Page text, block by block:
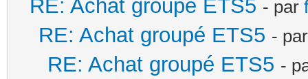
RE: Achat groupé ETS5 - par
RE: Achat groupé ETS5 -
RE: Achat groupé ETS5 -